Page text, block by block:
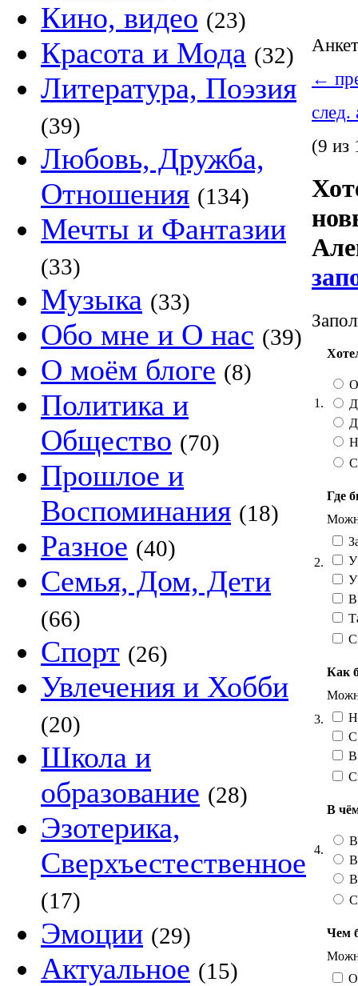
Кино, видео (23)
Красота и Мода (32)
Литература, Поэзия
(39)
Любовь, Дружба,
Отношения (134)
Мечты и Фантазии
(33)
Музыка (33)
Обо мне и О нас (39)
О моём блоге (8)
Политика и
Общество (70)
Прошлое и
Воспоминания (18)
Разное (40)
Семья, Дом, Дети
(66)
Спорт (26)
Увлечения и Хобби
(20)
Школа и
образование (28)
Эзотерика,
Сверхъестественное
(17)
Эмоции (29)
Актуальное (15)
←
след.
(9 из
1.
2.
Где
У
У
В
3.
Как
С
В
4.
В
В
В
Чем